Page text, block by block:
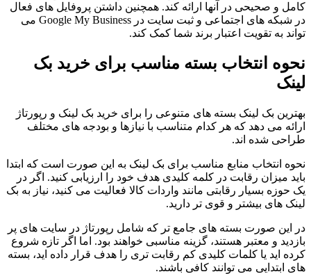
کامل و صحیحی در آنها ارائه کند. همچنین داشتن پروفایل های فعال
در شبکه های اجتماعی و ثبت سایت در Google My Business می
تواند به تقویت اعتبار برند شما کمک کند.
نحوه انتخاب بسته مناسب برای خرید بک
لینک
بهترین بک لینک بسته های متنوعی را برای خرید بک لینک و رپورتاژ
ارائه می دهد که هر کدام متناسب با نیازها و بودجه های مختلف
طراحی شده اند.
نحوه انتخاب منابع مناسب برای بک لینک به این صورت است که ابتدا
باید میزان رقابت در کلمه کلیدی هدف خود را ارزیابی کنید. اگر در
یک حوزه بسیار رقابتی مانند واردات کالا فعالیت می کنید، نیاز به بک
لینک های بیشتر و قوی تر دارید.
در این صورت بسته های جامع تر که شامل رپورتاژ در سایت های پر
بازدید و معتبر هستند، گزینه مناسبی خواهند بود. اما اگر تازه شروع
کرده اید یا کلمات کلیدی کم رقابت تری را هدف قرار داده اید، بسته
های ابتدایی می توانند کافی باشند.